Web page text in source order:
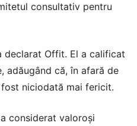
consultativ pentru
declarat Offit. El a calificat
adăugând că, în afară de
niciodată mai fericit.
considerat valoroși